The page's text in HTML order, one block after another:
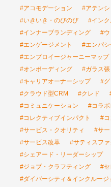
#アコモデーション
#アテン
#いきいき・のびのび
#イン
#インナーブランディング
#ウ
#エンゲージメント
#エンパシ
#エンプロイージャーニーマップ
#オンボーディング
#ガラス
#キャリアオーナーシップ
#グ
#クラウド型CRM
#クレド
#コミュニケーション
#コラ
#コレクティブインパクト
#コ
#サービス・クオリティ
#サ
#サービス改革
#サティスフ
#シェアード・リーダーシップ
#ジョブ・クラフティング
#セ
#ダイバーシティ＆インクルージ